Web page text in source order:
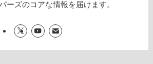
ーズのコアな情報を届けます。